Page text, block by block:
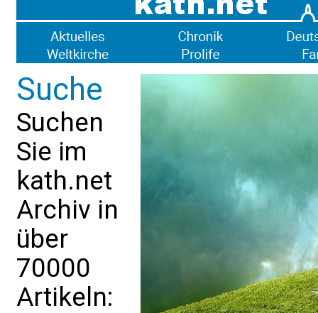
Suche
Suchen
Sie im
kath.net
Archiv in
über
70000
Artikeln: